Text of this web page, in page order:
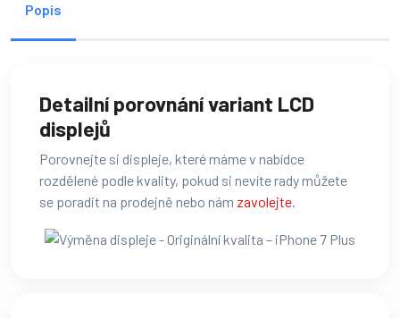
Popis
Detailní porovnání variant LCD
displejů
Porovnejte si displeje, které máme v nabídce
rozdělené podle kvality, pokud si nevíte rady můžete
se poradit na prodejně nebo nám zavolejte.